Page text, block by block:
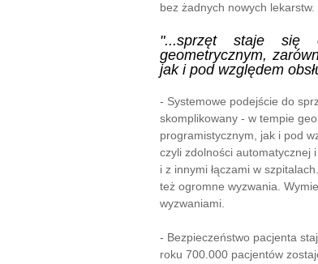
bez żadnych nowych
"...sprzęt staje się
geometrycznym,
jak i pod względem
- Systemowe podejście do
skomplikowany - w tempie
programistycznym, jak i pod
czyli zdolności automatycznej
i z innymi łączami w
też ogromne wyzwania.
wyzwaniami.
- Bezpieczeństwo pacjenta
roku 700.000 pacjentów